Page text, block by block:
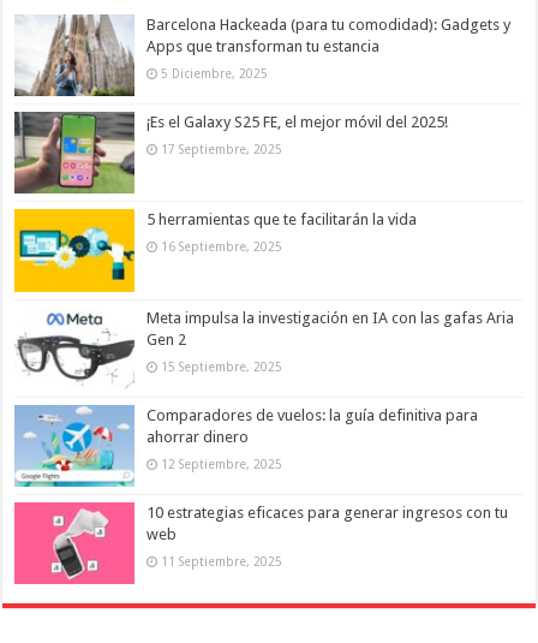
Barcelona Hackeada (para tu comodidad): Gadgets y
Apps que transforman tu estancia
5 Diciembre, 2025
¡Es el Galaxy S25 FE, el mejor móvil del 2025!
17 Septiembre, 2025
5 herramientas que te facilitarán la vida
16 Septiembre, 2025
Meta impulsa la investigación en IA con las gafas Aria
Gen 2
15 Septiembre, 2025
Comparadores de vuelos: la guía definitiva para
ahorrar dinero
12 Septiembre, 2025
10 estrategias eficaces para generar ingresos con tu
web
11 Septiembre, 2025